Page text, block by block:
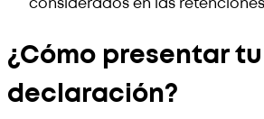
¿Cómo presentar tu
declaración?